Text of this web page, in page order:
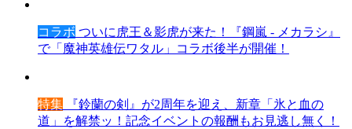
コラボ ついに虎王＆影虎が来た！『鋼嵐 - メカラシ』
で「魔神英雄伝ワタル」コラボ後半が開催！
特集 『鈴蘭の剣』が2周年を迎え、新章「氷と血の
道」を解禁ッ！記念イベントの報酬もお見逃し無く！